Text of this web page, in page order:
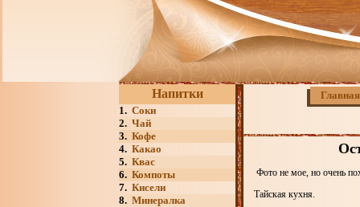
Напитки
1. Соки
2. Чай
3. Кофе
4. Какао
5. Квас
6. Компоты
7. Кисели
8. Минералка
Главная
Фото не мое, но очень
Тайская кухня.